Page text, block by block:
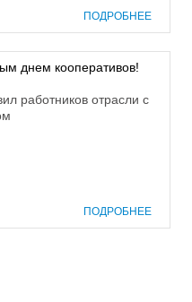
ПОДРОБНЕЕ
днем кооперативов!
работников отрасли с
ПОДРОБНЕЕ